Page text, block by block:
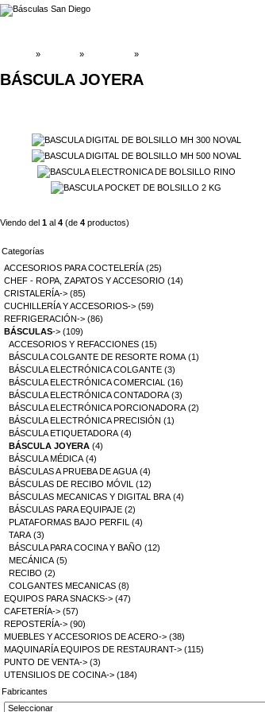
» » »
BÁSCULA JOYERA
Viendo del 1 al 4 (de 4 productos)
Categorías
ACCESORIOS PARA COCTELERÍA (25)
CHEF - ROPA, ZAPATOS Y ACCESORIO (14)
CRISTALERÍA-> (85)
CUCHILLERÍA Y ACCESORIOS-> (59)
REFRIGERACIÓN-> (86)
BÁSCULAS-> (109)
ACCESORIOS Y REFACCIONES (15)
BÁSCULA COLGANTE DE RESORTE ROMA (1)
BÁSCULA ELECTRÓNICA COLGANTE (3)
BÁSCULA ELECTRÓNICA COMERCIAL
(16)
BÁSCULA ELECTRÓNICA CONTADORA (3)
BÁSCULA ELECTRÓNICA PORCIONADORA (2)
BÁSCULA ELECTRÓNICA PRECISIÓN (1)
BÁSCULA ETIQUETADORA (4)
BÁSCULA JOYERA (4)
BÁSCULA MÉDICA (4)
BÁSCULAS A PRUEBA DE AGUA (4)
BÁSCULAS DE RECIBO MÓVIL
(12)
BÁSCULAS MECANICAS Y DIGITAL BRA (4)
BÁSCULAS PARA EQUIPAJE (2)
PLATAFORMAS BAJO PERFIL
(4)
TARA (3)
BÁSCULA PARA COCINA Y BAÑO (12)
MECÁNICA (5)
RECIBO (2)
COLGANTES MECANICAS (8)
EQUIPOS PARA SNACKS-> (47)
CAFETERÍA-> (57)
REPOSTERÍA-> (90)
MUEBLES Y ACCESORIOS DE ACERO-> (38)
MAQUINARÍA EQUIPOS DE RESTAURANT-> (115)
PUNTO DE VENTA-> (3)
UTENSILIOS DE COCINA-> (184)
Fabricantes